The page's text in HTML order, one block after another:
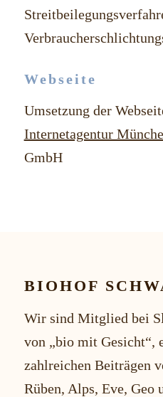
Webseite
Umsetzung der
Internetagentur
GmbH
BIOHOF
Wir sind Mitglied bei
von „bio mit Gesicht“,
zahlreichen Beiträgen
Rüben, Alps, Eve, Geo